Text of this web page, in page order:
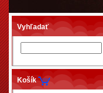
Vyhľadať
Košík